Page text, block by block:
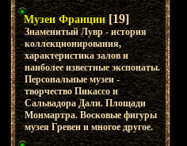
Музеи Франции [19]
Знаменитый Лувр - история
коллекционирования,
характеристика залов и
наиболее известные экспонаты.
Персональные музеи -
творчество Пикассо и
Сальвадора Дали. Площади
Монмартра. Восковые фигуры
музея Гревен и многое другое.